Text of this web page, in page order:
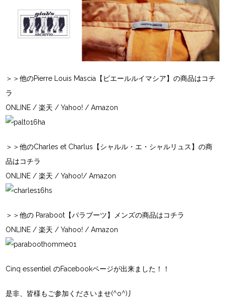
＞＞他のPierre Louis Mascia【ピエールルイマシア】の商品はコチ
ラ
ONLINE /楽天 /Yahoo! /Amazon
＞＞他のCharles et Charlus【シャルル・エ・シャルリュス】の商
品はコチラ
ONLINE /楽天 /Yahoo!/Amazon
＞＞他の Paraboot【パラブーツ】メンズの商品はコチラ
ONLINE /楽天 /Yahoo! /Amazon
Cinq essentiel のFacebookページが出来ました！！
是非、皆様もご参加くださいませ(^o^)丿